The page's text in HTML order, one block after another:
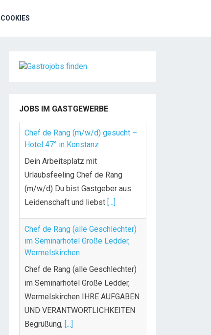
JOBS IM GASTGEWERBE
Chef de Rang (m/w/d) gesucht –
Hotel 47° in Konstanz
Dein Arbeitsplatz mit
Urlaubsfeeling Chef de Rang
(m/w/d) Du bist Gastgeber aus
Leidenschaft und liebst [...]
Chef de Rang (alle Geschlechter)
im Seminarhotel Große Ledder,
Wermelskirchen
Chef de Rang (alle Geschlechter)
im Seminarhotel Große Ledder,
Wermelskirchen IHRE AUFGABEN
UND VERANTWORTLICHKEITEN
Begrüßung, [...]